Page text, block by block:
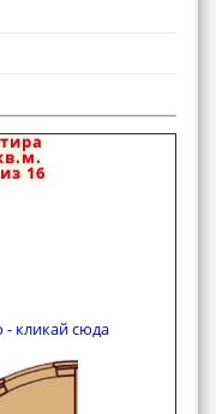
16
кликай сюда